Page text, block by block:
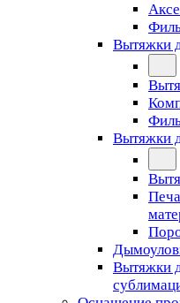
Вытяжки
Вытяжки
Вытяжки